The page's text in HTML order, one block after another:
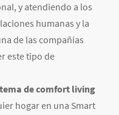
y atendiendo a los
humanas y la
de las compañías
este tipo de
de comfort living
hogar en una Smart